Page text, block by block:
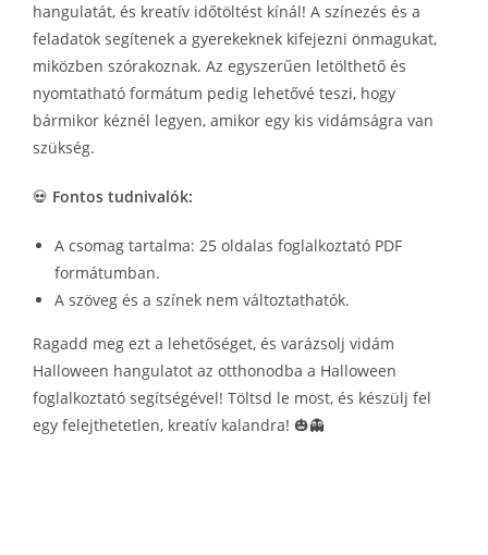
hangulatát, és kreatív időtöltést kínál! A színezés és a
feladatok segítenek a gyerekeknek kifejezni önmagukat,
miközben szórakoznak. Az egyszerűen letölthető és
nyomtatható formátum pedig lehetővé teszi, hogy
bármikor kéznél legyen, amikor egy kis vidámságra van
szükség.
💀 Fontos tudnivalók:
A csomag tartalma: 25 oldalas foglalkoztató PDF
formátumban.
A szöveg és a színek nem változtathatók.
Ragadd meg ezt a lehetőséget, és varázsolj vidám
Halloween hangulatot az otthonodba a Halloween
foglalkoztató segítségével! Töltsd le most, és készülj fel
egy felejthetetlen, kreatív kalandra! 🎃👻